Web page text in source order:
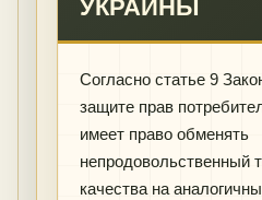
УКРАИНЫ
Согласно статье 9
защите прав
имеет право обменять
непродовольственный
качества на